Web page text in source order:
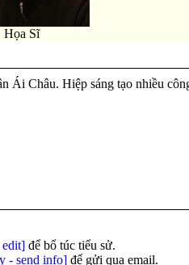
Họa Sĩ
Ái Châu. Hiệp sáng tạo nhiều
edit] để bổ túc tiểu sử.
- send info] để gửi qua email.